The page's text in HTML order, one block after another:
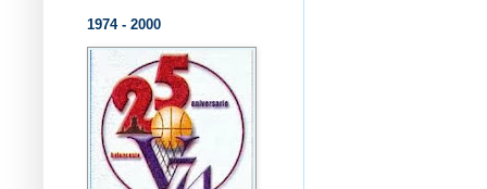
1974 - 2000